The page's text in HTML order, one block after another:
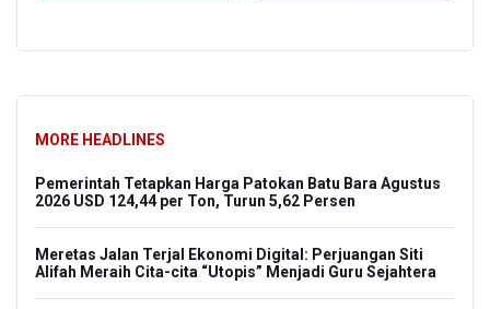
MORE HEADLINES
Pemerintah Tetapkan Harga Patokan Batu Bara Agustus
2026 USD 124,44 per Ton, Turun 5,62 Persen
Meretas Jalan Terjal Ekonomi Digital: Perjuangan Siti
Alifah Meraih Cita-cita “Utopis” Menjadi Guru Sejahtera